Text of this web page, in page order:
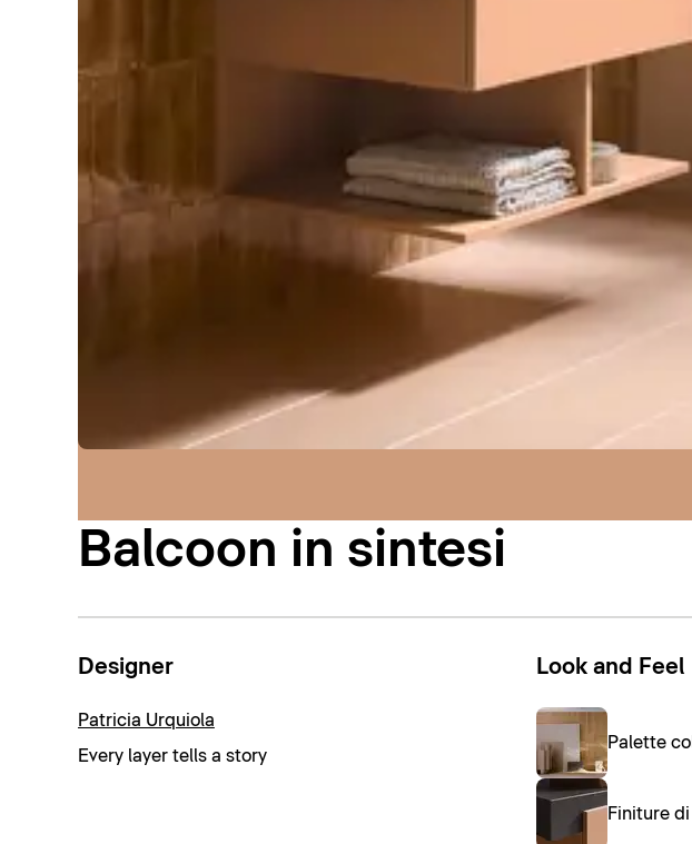
Balcoon in sintesi
Designer
Patricia Urquiola
Every layer tells a story
Look and Feel
Palette
Finiture